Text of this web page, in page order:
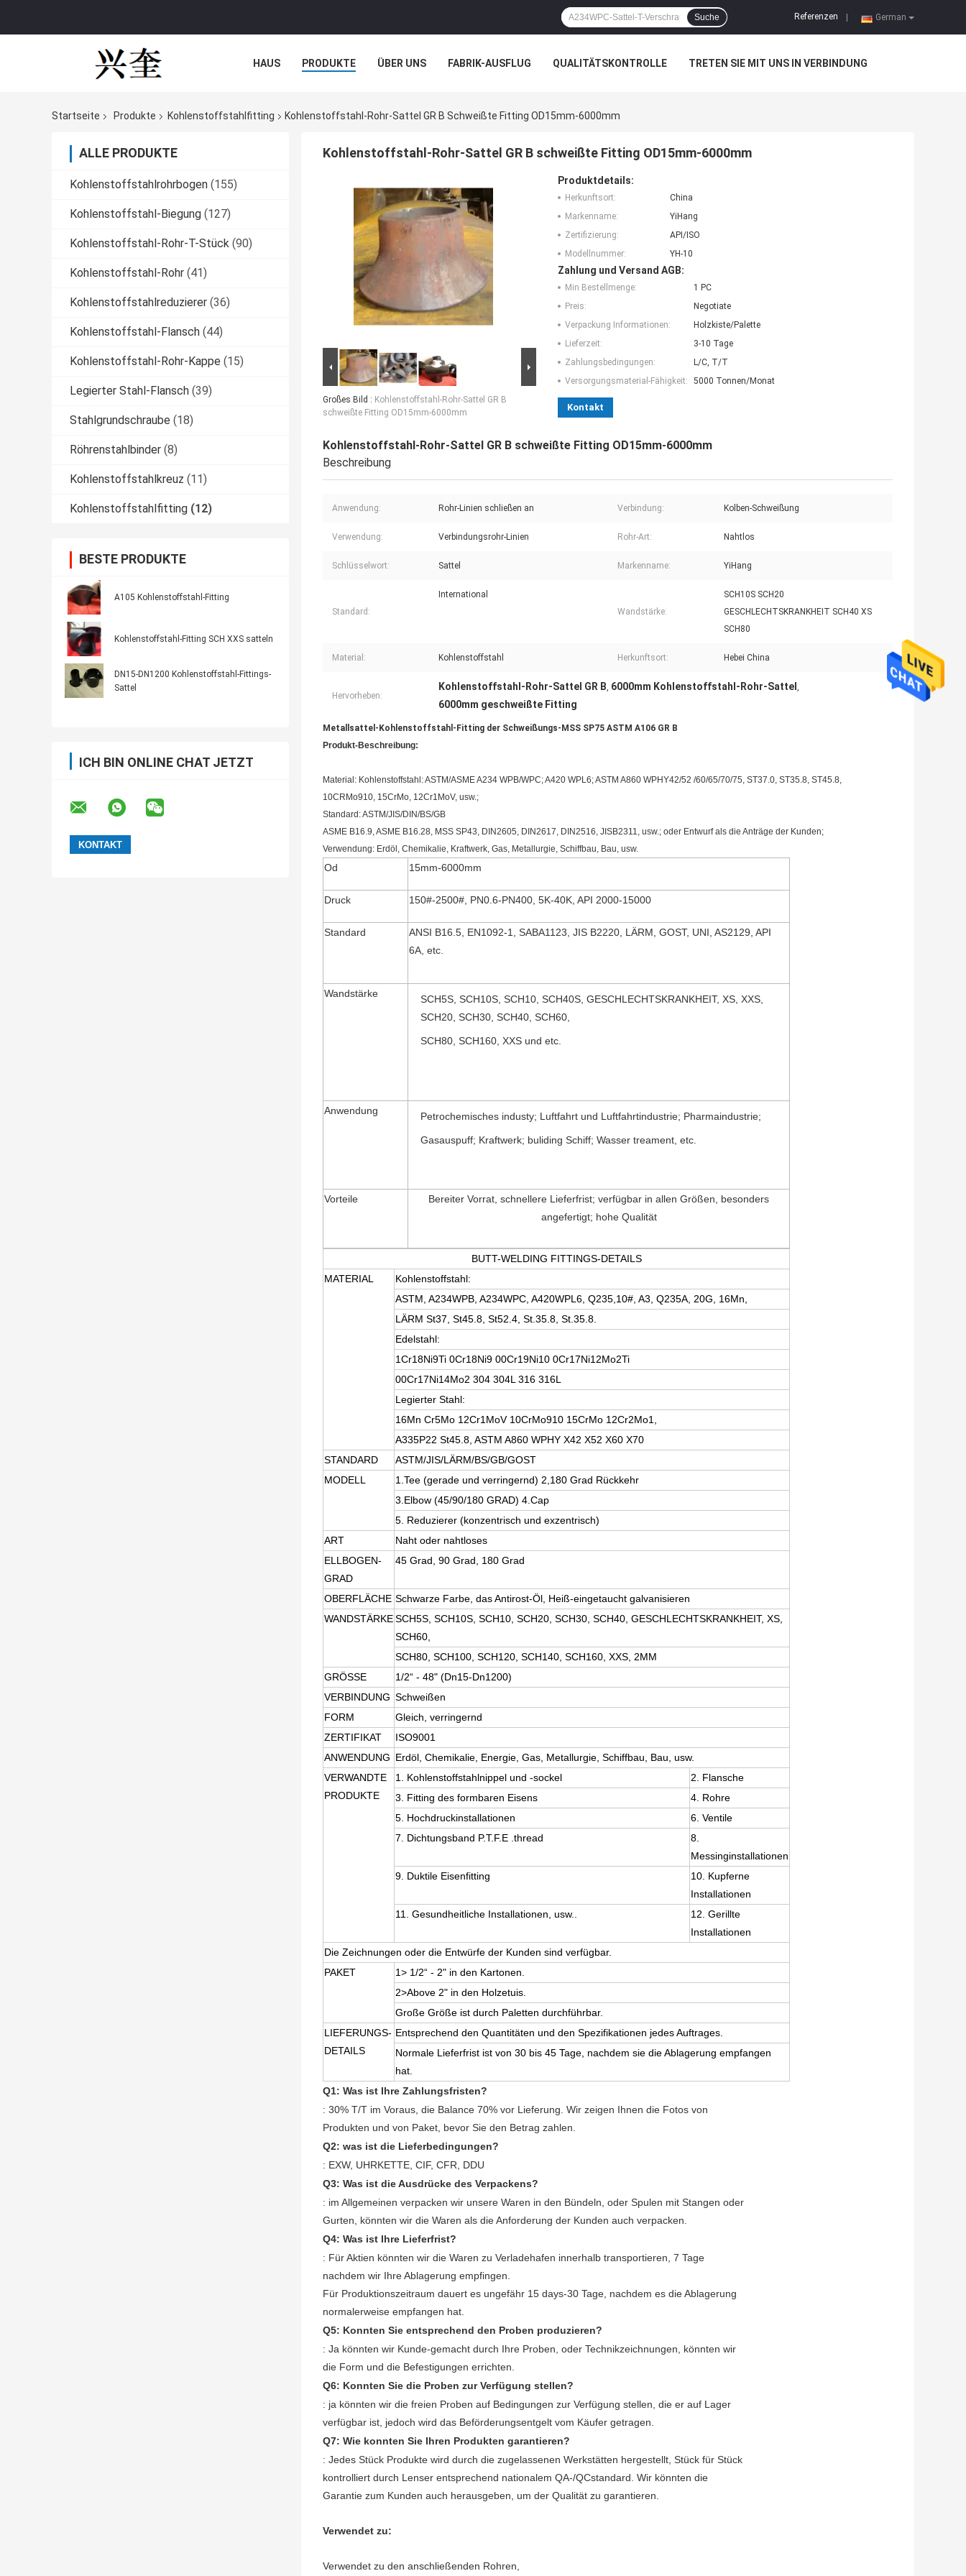
German
Referenzen
Suche
HAUS PRODUKTE ÜBER UNS FABRIK-AUSFLUG QUALITÄTSKONTROLLE TRETEN SIE MIT UNS IN VERBINDUNG
Startseite
Produkte Kohlenstoffstahlfitting Kohlenstoffstahl-Rohr-Sattel GR B Schweißte Fitting OD15mm-6000mm
ALLE PRODUKTE
Kohlenstoffstahlrohrbogen (155)
Kohlenstoffstahl-Biegung (127)
Kohlenstoffstahl-Rohr-T-Stück (90)
Kohlenstoffstahl-Rohr (41)
Kohlenstoffstahlreduzierer (36)
Kohlenstoffstahl-Flansch (44)
Kohlenstoffstahl-Rohr-Kappe (15)
Legierter Stahl-Flansch (39)
Stahlgrundschraube (18)
Röhrenstahlbinder (8)
Kohlenstoffstahlkreuz (11)
Kohlenstoffstahlfitting (12)
BESTE PRODUKTE
A105 Kohlenstoffstahl-Fitting
Kohlenstoffstahl-Fitting SCH XXS satteln
DN15-DN1200 Kohlenstoffstahl-Fittings-
Sattel
ICH BIN ONLINE CHAT JETZT
Kohlenstoffstahl-Rohr-Sattel GR B schweißte Fitting OD15mm-6000mm
Großes Bild : Kohlenstoffstahl-Rohr-Sattel GR B
schweißte Fitting OD15mm-6000mm
Produktdetails:
Herkunftsort:
China
Markenname:
YiHang
Zertifizierung:
API/ISO
Modellnummer:
YH-10
Zahlung und Versand AGB:
Min Bestellmenge:
1 PC
Preis:
Negotiate
Verpackung Informationen:
Holzkiste/Palette
Lieferzeit:
3-10 Tage
Zahlungsbedingungen:
L/C, T/T
Versorgungsmaterial-Fähigkeit:
5000 Tonnen/Monat
Kontakt
Kohlenstoffstahl-Rohr-Sattel GR B schweißte Fitting OD15mm-6000mm
Beschreibung
Anwendung: Rohr-Linien schließen an Verbindung: Kolben-Schweißung
Verwendung: Verbindungsrohr-Linien Rohr-Art: Nahtlos
Schlüsselwort: Sattel Markenname: YiHang
Standard:
International
Wandstärke:
SCH10S SCH20
GESCHLECHTSKRANKHEIT SCH40 XS
SCH80
Material: Kohlenstoffstahl Herkunftsort: Hebei China
Hervorheben:
Kohlenstoffstahl-Rohr-Sattel GR B, 6000mm Kohlenstoffstahl-Rohr-Sattel ,
6000mm geschweißte Fitting
Metallsattel-Kohlenstoffstahl-Fitting der Schweißungs-MSS SP75 ASTM A106 GR B
Produkt-Beschreibung:
Material: Kohlenstoffstahl: ASTM/ASME A234 WPB/WPC; A420 WPL6; ASTM A860 WPHY42/52 /60/65/70/75, ST37.0, ST35.8, ST45.8,
10CRMo910, 15CrMo, 12Cr1MoV, usw.;
Standard: ASTM/JIS/DIN/BS/GB
ASME B16.9, ASME B16.28, MSS SP43, DIN2605, DIN2617, DIN2516, JISB2311, usw.; oder Entwurf als die Anträge der Kunden;
Verwendung: Erdöl, Chemikalie, Kraftwerk, Gas, Metallurgie, Schiffbau, Bau, usw.
Od 15mm-6000mm
Druck 150#-2500#, PN0.6-PN400, 5K-40K, API 2000-15000
Standard
ANSI B16.5, EN1092-1, SABA1123, JIS B2220, LÄRM, GOST, UNI, AS2129, API
6A, etc.
Wandstärke
SCH5S, SCH10S, SCH10, SCH40S, GESCHLECHTSKRANKHEIT, XS, XXS,
SCH20, SCH30, SCH40, SCH60,
SCH80, SCH160, XXS und etc.
Anwendung Petrochemisches industy; Luftfahrt und Luftfahrtindustrie; Pharmaindustrie;
Gasauspuff; Kraftwerk; buliding Schiff; Wasser treament, etc.
Vorteile
Bereiter Vorrat, schnellere Lieferfrist; verfügbar in allen Größen, besonders
angefertigt; hohe Qualität
BUTT-WELDING FITTINGS-DETAILS
MATERIAL
Kohlenstoffstahl:
ASTM, A234WPB, A234WPC, A420WPL6, Q235,10#, A3, Q235A, 20G, 16Mn,
LÄRM St37, St45.8, St52.4, St.35.8, St.35.8.
Edelstahl:
1Cr18Ni9Ti 0Cr18Ni9 00Cr19Ni10 0Cr17Ni12Mo2Ti
00Cr17Ni14Mo2 304 304L 316 316L
Legierter Stahl:
16Mn Cr5Mo 12Cr1MoV 10CrMo910 15CrMo 12Cr2Mo1,
A335P22 St45.8, ASTM A860 WPHY X42 X52 X60 X70
STANDARD
ASTM/JIS/LÄRM/BS/GB/GOST
MODELL
1.Tee (gerade und verringernd) 2,180 Grad Rückkehr
3.Elbow (45/90/180 GRAD) 4.Cap
5. Reduzierer (konzentrisch und exzentrisch)
ART
Naht oder nahtloses
ELLBOGEN-
GRAD
45 Grad, 90 Grad, 180 Grad
OBERFLÄCHE Schwarze Farbe, das Antirost-Öl, Heiß-eingetaucht galvanisieren
WANDSTÄRKESCH5S, SCH10S, SCH10, SCH20, SCH30, SCH40, GESCHLECHTSKRANKHEIT, XS,
SCH60,
SCH80, SCH100, SCH120, SCH140, SCH160, XXS, 2MM
GRÖSSE
1/2“ - 48" (Dn15-Dn1200)
VERBINDUNG Schweißen
FORM
Gleich, verringernd
ZERTIFIKAT
ISO9001
ANWENDUNG Erdöl, Chemikalie, Energie, Gas, Metallurgie, Schiffbau, Bau, usw.
VERWANDTE
PRODUKTE
1. Kohlenstoffstahlnippel und -sockel
2. Flansche
3. Fitting des formbaren Eisens
4. Rohre
5. Hochdruckinstallationen
6. Ventile
7. Dichtungsband P.T.F.E .thread
8.
Messinginstallationen
9. Duktile Eisenfitting
10. Kupferne
Installationen
11. Gesundheitliche Installationen, usw..
12. Gerillte
Installationen
Die Zeichnungen oder die Entwürfe der Kunden sind verfügbar.
PAKET
1> 1/2“ - 2" in den Kartonen.
2>Above 2" in den Holzetuis.
Große Größe ist durch Paletten durchführbar.
LIEFERUNGS-
DETAILS
Entsprechend den Quantitäten und den Spezifikationen jedes Auftrages.
Normale Lieferfrist ist von 30 bis 45 Tage, nachdem sie die Ablagerung empfangen
hat.
Q1: Was ist Ihre Zahlungsfristen?
: 30% T/T im Voraus, die Balance 70% vor Lieferung. Wir zeigen Ihnen die Fotos von
Produkten und von Paket, bevor Sie den Betrag zahlen.
Q2: was ist die Lieferbedingungen?
: EXW, UHRKETTE, CIF, CFR, DDU
Q3: Was ist die Ausdrücke des Verpackens?
: im Allgemeinen verpacken wir unsere Waren in den Bündeln, oder Spulen mit Stangen oder
Gurten, könnten wir die Waren als die Anforderung der Kunden auch verpacken.
Q4: Was ist Ihre Lieferfrist?
: Für Aktien könnten wir die Waren zu Verladehafen innerhalb transportieren, 7 Tage
nachdem wir Ihre Ablagerung empfingen.
Für Produktionszeitraum dauert es ungefähr 15 days-30 Tage, nachdem es die Ablagerung
normalerweise empfangen hat.
Q5: Konnten Sie entsprechend den Proben produzieren?
: Ja könnten wir Kunde-gemacht durch Ihre Proben, oder Technikzeichnungen, könnten wir
die Form und die Befestigungen errichten.
Q6: Konnten Sie die Proben zur Verfügung stellen?
: ja könnten wir die freien Proben auf Bedingungen zur Verfügung stellen, die er auf Lager
verfügbar ist, jedoch wird das Beförderungsentgelt vom Käufer getragen.
Q7: Wie konnten Sie Ihren Produkten garantieren?
: Jedes Stück Produkte wird durch die zugelassenen Werkstätten hergestellt, Stück für Stück
kontrolliert durch Lenser entsprechend nationalem QA-/QCstandard. Wir könnten die
Garantie zum Kunden auch herausgeben, um der Qualität zu garantieren.
Verwendet zu:
Verwendet zu den anschließenden Rohren,